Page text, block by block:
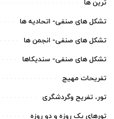
ترین ها
تشکل های صنفی- اتحادیه ها
تشکل های صنفی- انجمن ها
تشکل های صنفی- سندیکاها
تفریحات مهیج
تور، تفریح وگردشگری
تورهای یک روزه و دو روزه